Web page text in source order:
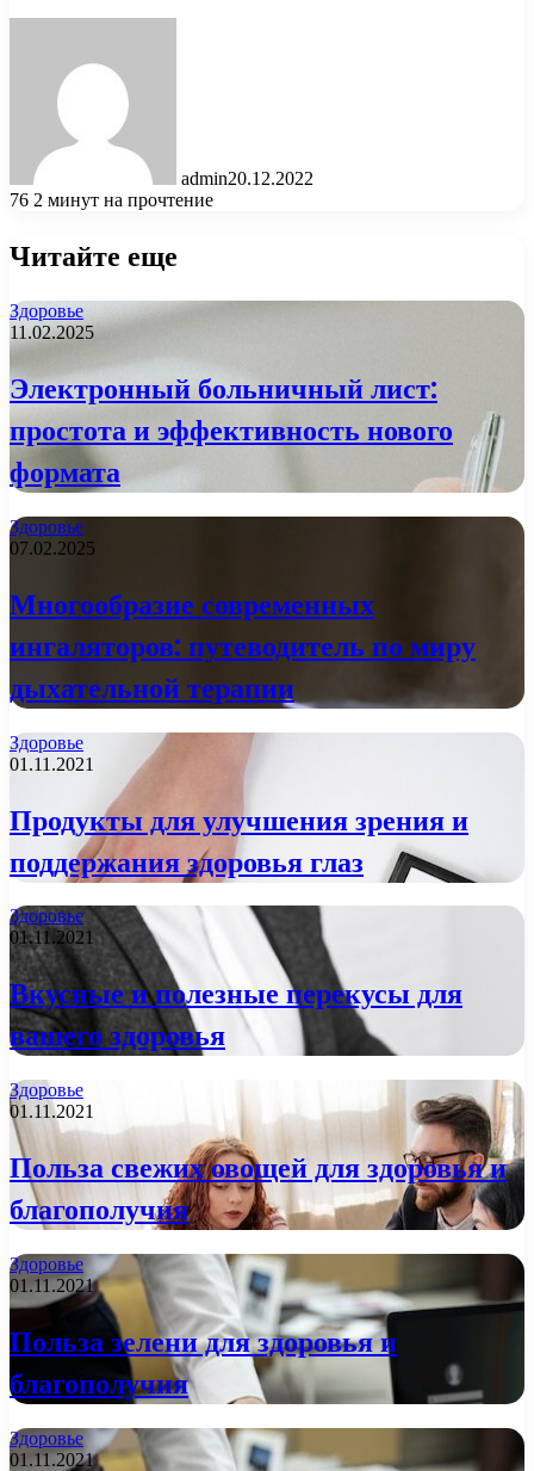
admin20.12.2022
76 2 минут на прочтение
Читайте еще
Здоровье
11.02.2025
Электронный больничный лист:
простота и эффективность нового
формата
Здоровье
07.02.2025
Многообразие современных
ингаляторов: путеводитель по миру
дыхательной терапии
Здоровье
01.11.2021
Продукты для улучшения зрения и
поддержания здоровья глаз
Здоровье
01.11.2021
Вкусные и полезные перекусы для
вашего здоровья
Здоровье
01.11.2021
Польза свежих овощей для здоровья и
благополучия
Здоровье
01.11.2021
Польза зелени для здоровья и
благополучия
Здоровье
01.11.2021